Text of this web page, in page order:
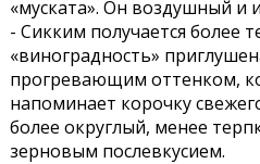
«муската». Он воздушный и
- Сикким получается более
«виноградность»
прогревающим оттенком,
напоминает корочку
более округлый, менее
зерновым послевкусием.